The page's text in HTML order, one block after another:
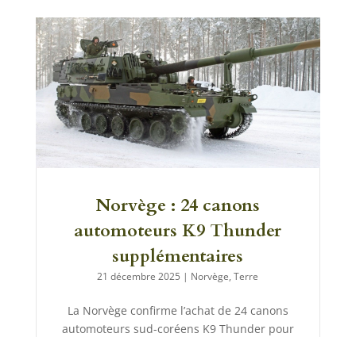
Norvège : 24 canons
automoteurs K9 Thunder
supplémentaires
21 décembre 2025 | Norvège,Terre
La Norvège confirme l’achat de 24 canons
automoteurs sud-coréens K9 Thunder pour